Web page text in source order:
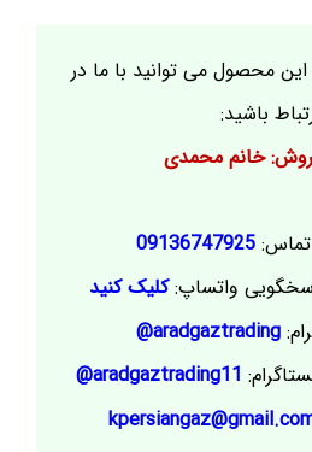
محصول می توانید با ما در
باشید:
خانم محمدی
تماس: 09136747925
واتساپ:کلیک کنید
aradgaztrading@
aradgaztrading11@